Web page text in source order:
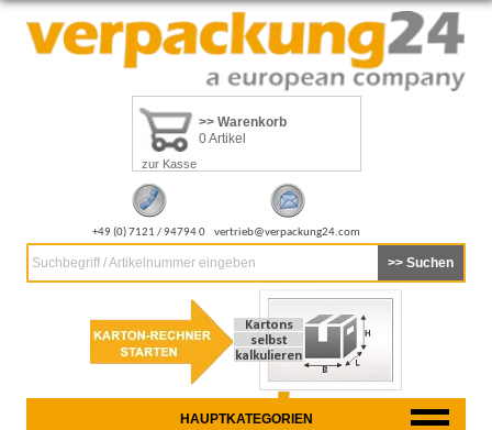
>> Warenkorb
0 Artikel
zur Kasse
+49 (0) 7121 / 94794 0 vertrieb@verpackung24.com
Suchbegriff / Artikelnummer eingeben
HAUPTKATEGORIEN